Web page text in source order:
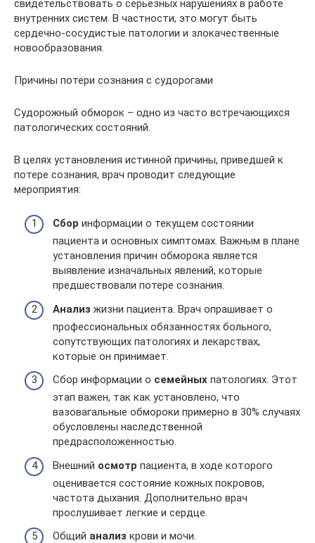
свидетельствовать о серьезных нарушениях в работе
внутренних систем. В частности, это могут быть
сердечно-сосудистые патологии и злокачественные
новообразования.
Причины потери сознания с судорогами
Судорожный обморок – одно из часто встречающихся
патологических состояний.
В целях установления истинной причины, приведшей к
потере сознания, врач проводит следующие
мероприятия:
Сбор информации о текущем состоянии
пациента и основных симптомах. Важным в плане
установления причин обморока является
выявление изначальных явлений, которые
предшествовали потере сознания.
Анализ жизни пациента. Врач опрашивает о
профессиональных обязанностях больного,
сопутствующих патологиях и лекарствах,
которые он принимает.
Сбор информации о семейных патологиях. Этот
этап важен, так как установлено, что
вазовагальные обмороки примерно в 30% случаях
обусловлены наследственной
предрасположенностью.
Внешний осмотр пациента, в ходе которого
оценивается состояние кожных покровов,
частота дыхания. Дополнительно врач
прослушивает легкие и сердце.
Общий анализ крови и мочи.